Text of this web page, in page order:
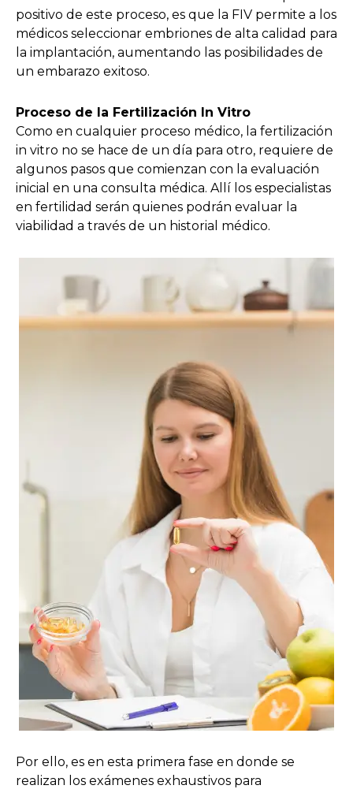
positivo de este proceso, es que la FIV permite a los
médicos seleccionar embriones de alta calidad para
la implantación, aumentando las posibilidades de
un embarazo exitoso.
Proceso de la Fertilización In Vitro
Como en cualquier proceso médico, la fertilización
in vitro no se hace de un día para otro, requiere de
algunos pasos que comienzan con la evaluación
inicial en una consulta médica. Allí los especialistas
en fertilidad serán quienes podrán evaluar la
viabilidad a través de un historial médico.
Por ello, es en esta primera fase en donde se
realizan los exámenes exhaustivos para